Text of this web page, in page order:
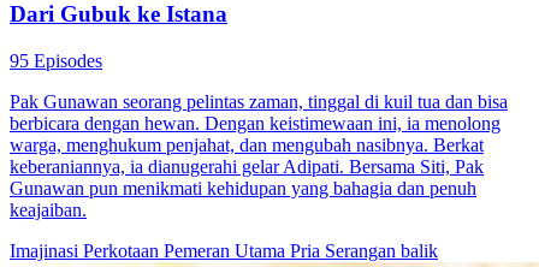
Dari Gubuk ke Istana
95 Episodes
Pak Gunawan seorang pelintas zaman, tinggal di kuil tua dan bisa
berbicara dengan hewan. Dengan keistimewaan ini, ia menolong
warga, menghukum penjahat, dan mengubah nasibnya. Berkat
keberaniannya, ia dianugerahi gelar Adipati. Bersama Siti, Pak
Gunawan pun menikmati kehidupan yang bahagia dan penuh
keajaiban.
Imajinasi Perkotaan Pemeran Utama Pria Serangan balik